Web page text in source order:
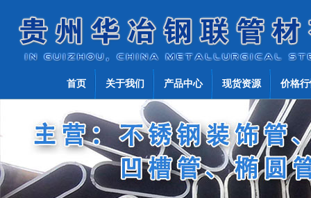
首页 关于我们 产品中心 现货资源 价格